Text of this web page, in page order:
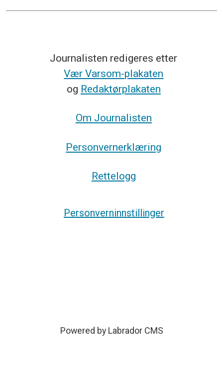
Journalisten redigeres etter
Vær Varsom-plakaten
og Redaktørplakaten
Om Journalisten
Personvernerklæring
Rettelogg
Personverninnstillinger
Powered by Labrador CMS